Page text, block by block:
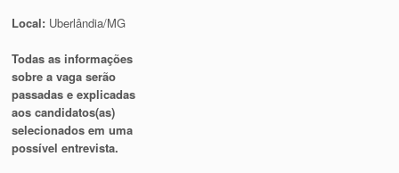
Local: Uberlândia/MG
Todas as informações
sobre a vaga serão
passadas e explicadas
aos candidatos(as)
selecionados em uma
possível entrevista.